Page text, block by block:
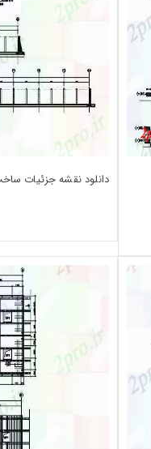
دانلود نقشه جزئیات